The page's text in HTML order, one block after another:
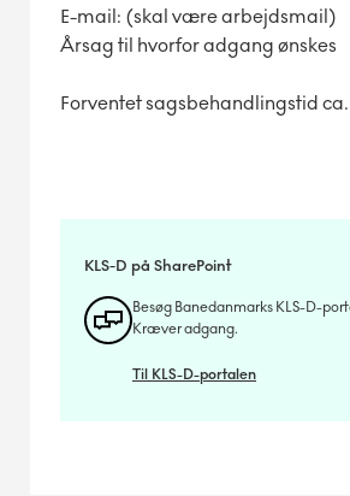
E-mail: (skal være arbejdsmail)
Årsag til hvorfor adgang ønskes
Forventet sagsbehandlingstid
KLS-D på SharePoint
Besøg Banedanmarks KLS-D-
Kræver adgang.
Til KLS-D-portalen